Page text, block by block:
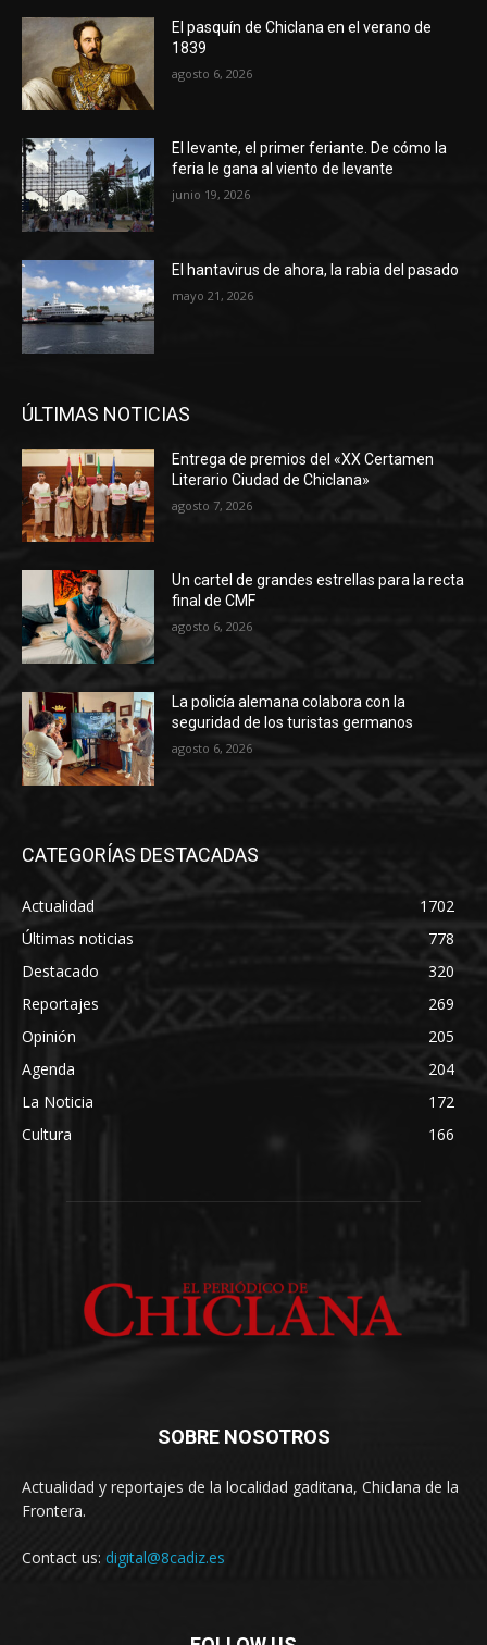
El pasquín de Chiclana en el verano de
1839
agosto 6, 2026
El levante, el primer feriante. De cómo la
feria le gana al viento de levante
junio 19, 2026
El hantavirus de ahora, la rabia del pasado
mayo 21, 2026
ÚLTIMAS NOTICIAS
Entrega de premios del «XX Certamen
Literario Ciudad de Chiclana»
agosto 7, 2026
Un cartel de grandes estrellas para la recta
final de CMF
agosto 6, 2026
La policía alemana colabora con la
seguridad de los turistas germanos
agosto 6, 2026
CATEGORÍAS DESTACADAS
Actualidad
1702
Últimas noticias
778
Destacado
320
Reportajes
269
Opinión
205
Agenda
204
La Noticia
172
Cultura
166
SOBRE NOSOTROS
Actualidad y reportajes de la localidad gaditana, Chiclana de la
Frontera.
Contact us: digital@8cadiz.es